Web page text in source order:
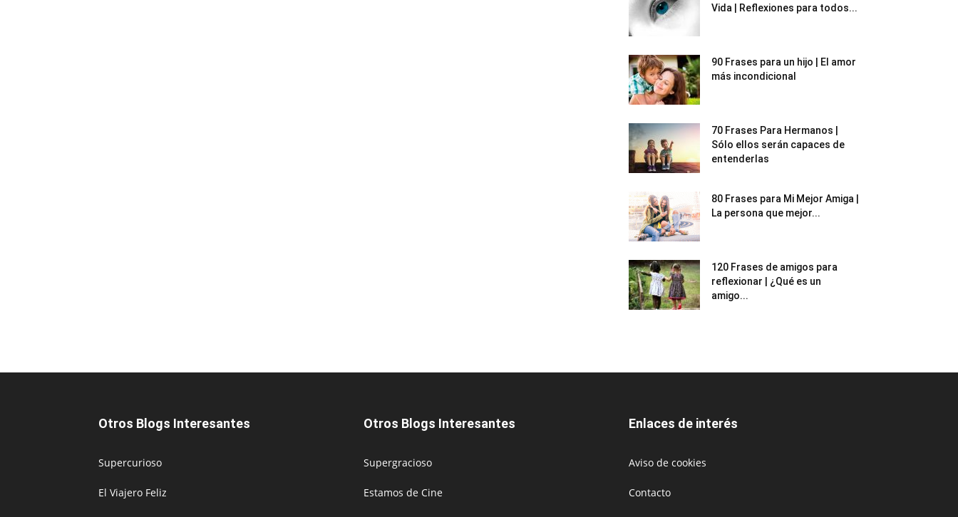
Vida | Reflexiones para todos...
90 Frases para un hijo | El amor
más incondicional
70 Frases Para Hermanos |
Sólo ellos serán capaces de
entenderlas
80 Frases para Mi Mejor Amiga |
La persona que mejor...
120 Frases de amigos para
reflexionar | ¿Qué es un
amigo...
Otros Blogs Interesantes
Supercurioso
El Viajero Feliz
Otros Blogs Interesantes
Supergracioso
Estamos de Cine
Enlaces de interés
Aviso de cookies
Contacto